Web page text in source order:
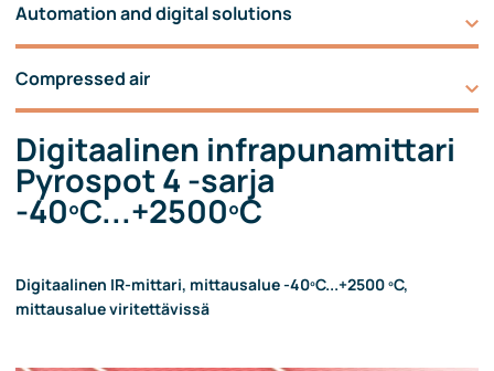
Automation and digital solutions
Compressed air
Digitaalinen infrapunamittari
Pyrospot 4 -sarja
-40ºC...+2500ºC
Digitaalinen IR-mittari, mittausalue -40ºC...+2500 ºC,
mittausalue viritettävissä